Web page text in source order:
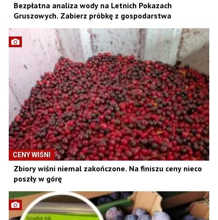
Bezpłatna analiza wody na Letnich Pokazach
Gruszowych. Zabierz próbkę z gospodarstwa
CENY WIŚNI
Zbiory wiśni niemal zakończone. Na finiszu ceny nieco
poszły w górę